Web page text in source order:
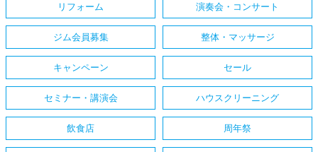
リフォーム 演奏会・コンサート
ジム会員募集 整体・マッサージ
キャンペーン セール
セミナー・講演会 ハウスクリーニング
飲食店 周年祭